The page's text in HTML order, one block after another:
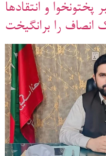
و انتقادها
را برانگیخت